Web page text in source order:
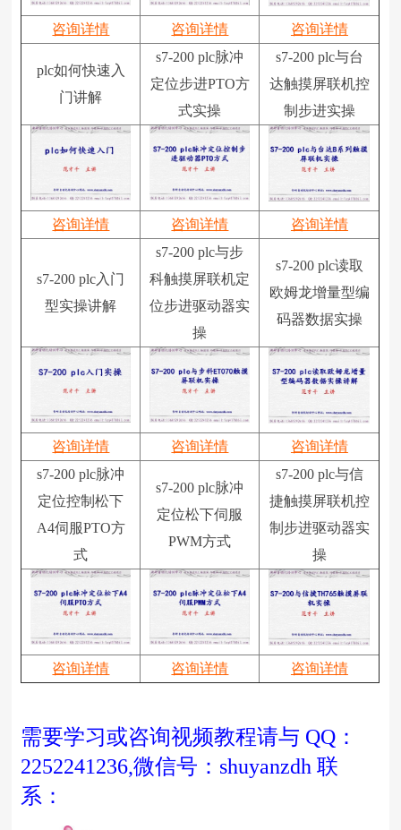
咨询详情 咨询详情 咨询详情
plc如何快速入
门讲解
s7-200 plc脉冲
定位步进PTO方
式实操
s7-200 plc与台
达触摸屏联机控
制步进实操
咨询详情 咨询详情 咨询详情
s7-200 plc入门
型实操讲解
s7-200 plc与步
科触摸屏联机定
位步进驱动器实
操
s7-200 plc读取
欧姆龙增量型编
码器数据实操
咨询详情 咨询详情
咨询详情
s7-200 plc脉冲
定位控制松下
A4伺服PTO方
式
s7-200 plc脉冲
定位松下伺服
PWM方式
s7-200 plc与信
捷触摸屏联机控
制步进驱动器实
操
咨询详情 咨询详情 咨询详情
需要学习或咨询视频教程请与 QQ：
2252241236,微信号：shuyanzdh 联
系：